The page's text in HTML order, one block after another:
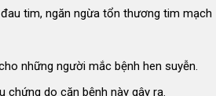
tim, ngăn ngừa tổn thương tim mạch
những người mắc bệnh hen suyễn.
do căn bệnh này gây ra.